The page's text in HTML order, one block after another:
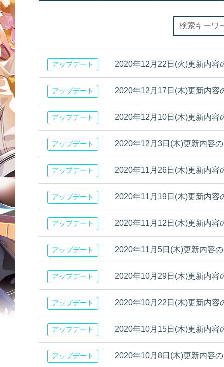
アップデート 2020年12月22日(火)更新内容
アップデート 2020年12月17日(木)更新内容
アップデート 2020年12月10日(木)更新内容
アップデート 2020年12月3日(木)更新内容
アップデート 2020年11月26日(木)更新内容
アップデート 2020年11月19日(木)更新内容
アップデート 2020年11月12日(木)更新内容
アップデート 2020年11月5日(木)更新内容
アップデート 2020年10月29日(木)更新内容
アップデート 2020年10月22日(木)更新内容
アップデート 2020年10月15日(木)更新内容
アップデート 2020年10月8日(木)更新内容